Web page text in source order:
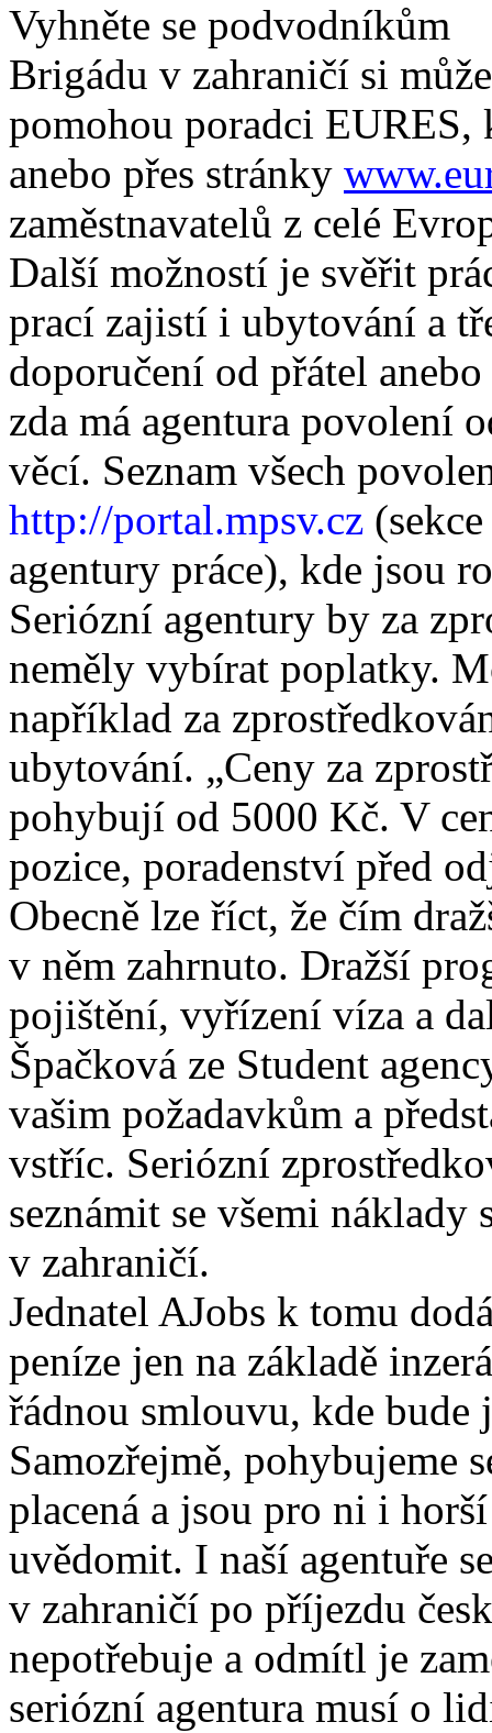
Vyhněte se podvodníkům
Brigádu v zahraničí si
pomohou poradci EURES,
anebo přes stránky
zaměstnavatelů z celé
Další možností je svěřit
prací zajistí i ubytování a
doporučení od přátel
zda má agentura povolení
věcí. Seznam všech
http://portal.mpsv.cz
agentury práce), kde jsou
Seriózní agentury by za
neměly vybírat poplatky.
například za
ubytování. „Ceny za
pohybují od 5000 Kč. V
pozice, poradenství před
Obecně lze říct, že čím
v něm zahrnuto. Dražší
pojištění, vyřízení víza a
Špačková ze Student
vašim požadavkům a
vstříc. Seriózní
seznámit se všemi
v zahraničí.
Jednatel AJobs k tomu
peníze jen na základě
řádnou smlouvu, kde bude
Samozřejmě, pohybujeme
placená a jsou pro ni i
uvědomit. I naší agentuře
v zahraničí po příjezdu
nepotřebuje a odmítl je
seriózní agentura musí o